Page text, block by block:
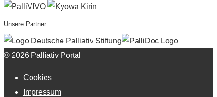
Unsere Partner
© 2026 Palliativ Portal
Cookies
Impressum